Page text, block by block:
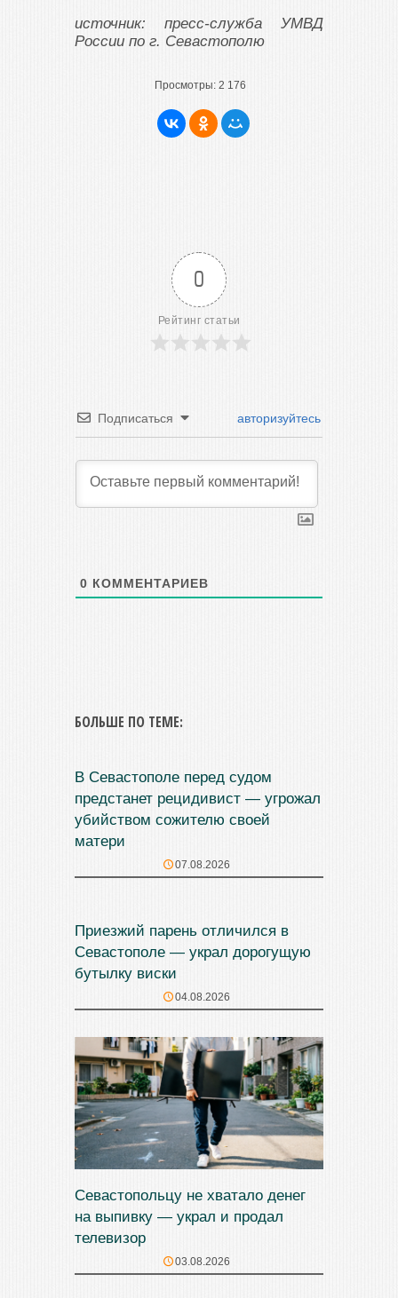
источник: пресс-служба УМВД
России по г. Севастополю
Просмотры: 2 176
0
Рейтинг статьи
Подписаться авторизуйтесь
0 КОММЕНТАРИЕВ
БОЛЬШЕ ПО ТЕМЕ:
В Севастополе перед судом
предстанет рецидивист — угрожал
убийством сожителю своей
матери
07.08.2026
Приезжий парень отличился в
Севастополе — украл дорогущую
бутылку виски
04.08.2026
Севастопольцу не хватало денег
на выпивку — украл и продал
телевизор
03.08.2026